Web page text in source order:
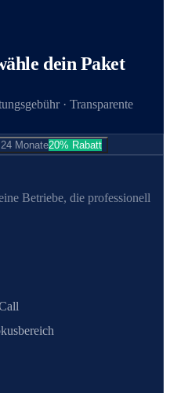
dein Paket
· Transparente
24 Monate20% Rabatt
Betriebe, die professionell